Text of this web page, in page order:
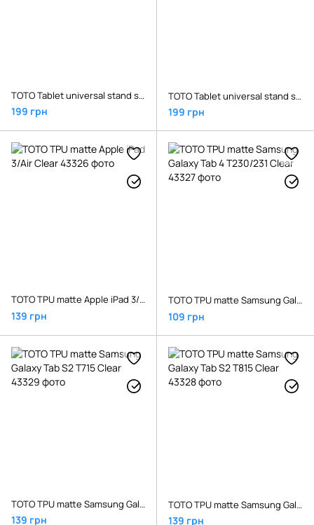
TOTO Tablet universal stand silicone case Universal 9/12" Blue
199 грн
TOTO Tablet universal stand silicone case Universal 9/12" Hot Pink
199 грн
TOTO TPU matte Apple iPad 3/Air Clear
139 грн
TOTO TPU matte Samsung Galaxy Tab 4 T230/231 Clear
109 грн
TOTO TPU matte Samsung Galaxy Tab S2 T715 Clear
139 грн
TOTO TPU matte Samsung Galaxy Tab S2 T815 Clear
139 грн